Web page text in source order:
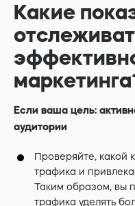
Какие
Если ваша цель:
аудитории
Проверяйте, какой
трафика и
Таким образом, вы
трафика уделять